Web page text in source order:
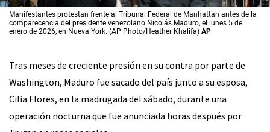
Manifestantes protestan frente al Tribunal Federal de Manhattan antes de la
comparecencia del presidente venezolano Nicolás Maduro, el lunes 5 de
enero de 2026, en Nueva York. (AP Photo/Heather Khalifa) AP
Tras meses de creciente presión en su contra por parte de
Washington, Maduro fue sacado del país junto a su esposa,
Cilia Flores, en la madrugada del sábado, durante una
operación nocturna que fue anunciada horas después por